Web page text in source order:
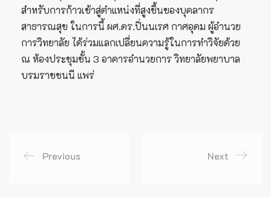
สำหรับการก้าวเข้าสู่ตำแหน่งที่สูงขึ้นของบุคลากร
สาธารณสุข ในการนี้ ผศ.ดร.ปิ่นนเรศ กาศอุดม ผู้อำนวย
การวิทยาลัย ได้ร่วมแลกเปลี่ยนความรู้ในการทำวิจัยด้วย
ณ ห้องประชุมชั้น 3 อาคารอำนวยการ วิทยาลัยพยาบาล
บรมราชชนนี แพร่
Previous Next